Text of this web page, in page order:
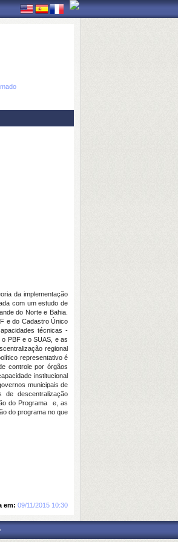
da implementação
com um estudo de
do Norte e Bahia.
e do Cadastro Único
técnicas -
PBF e o SUAS, e as
regional
representativo é
controle por órgãos
institucional
municipais de
de descentralização
do Programa e, as
do programa no que
em: 09/11/2015 10:30